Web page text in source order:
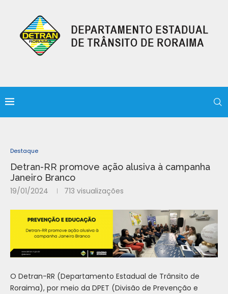
Destaque
Detran-RR promove ação alusiva à campanha
Janeiro Branco
19/01/2024 713 visualizações
O Detran-RR (Departamento Estadual de Trânsito de
Roraima), por meio da DPET (Divisão de Prevenção e